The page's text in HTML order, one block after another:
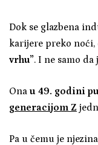
Dok se glazbena
karijere preko
vrhu”. I ne samo da
Ona u 49. godini
generacijom Z
Pa u čemu je